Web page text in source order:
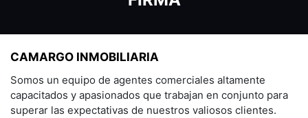
CAMARGO INMOBILIARIA
Somos un equipo de agentes comerciales altamente
capacitados y apasionados que trabajan en conjunto para
superar las expectativas de nuestros valiosos clientes.